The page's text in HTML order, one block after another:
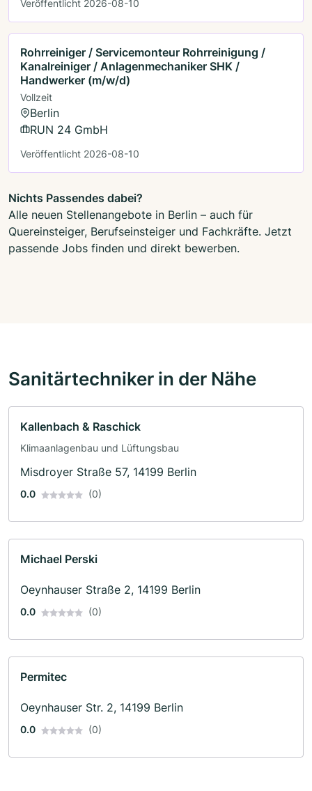
Veröffentlicht 2026-08-10
Rohrreiniger / Servicemonteur Rohrreinigung /
Kanalreiniger / Anlagenmechaniker SHK /
Handwerker (m/w/d)
Vollzeit
Berlin
RUN 24 GmbH
Veröffentlicht 2026-08-10
Nichts Passendes dabei?
Alle neuen Stellenangebote in Berlin – auch für
Quereinsteiger, Berufseinsteiger und Fachkräfte. Jetzt
passende Jobs finden und direkt bewerben.
Sanitärtechniker in der Nähe
Kallenbach & Raschick
Klimaanlagenbau und Lüftungsbau
Misdroyer Straße 57, 14199 Berlin
0.0 (0)
Michael Perski
Oeynhauser Straße 2, 14199 Berlin
0.0 (0)
Permitec
Oeynhauser Str. 2, 14199 Berlin
0.0 (0)